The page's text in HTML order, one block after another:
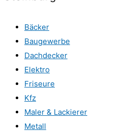
Bäcker
Baugewerbe
Dachdecker
Elektro
Friseure
Kfz
Maler & Lackierer
Metall